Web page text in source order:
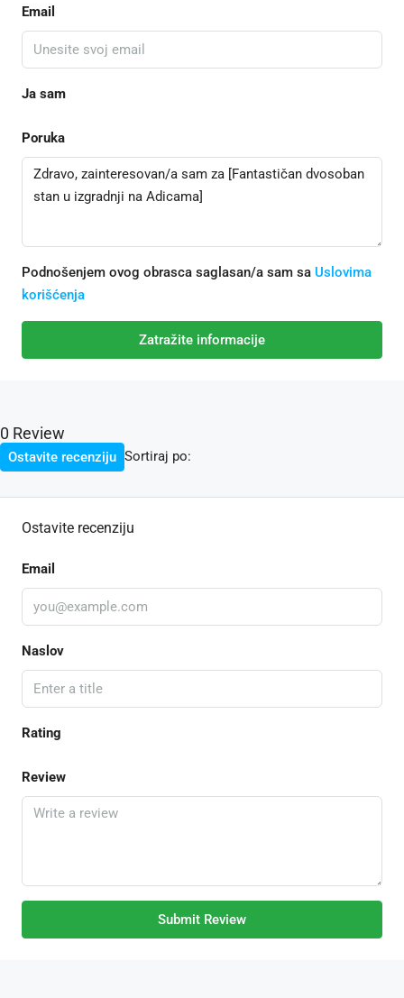
Email
Ja sam
Poruka
Podnošenjem ovog obrasca saglasan/a sam sa Uslovima
korišćenja
Zatražite informacije
0 Review
Sortiraj po:
Ostavite recenziju
Ostavite recenziju
Email
Naslov
Rating
Review
Submit Review